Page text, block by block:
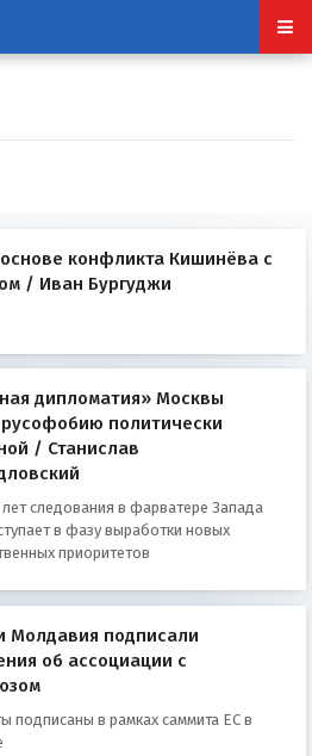
конфликта Кишинёва с
/ Иван Бургуджи
дипломатия» Москвы
политически
/ Станислав
следования в фарватере Запада
в фазу выработки новых
приоритетов
Молдавия подписали
об ассоциации с
подписаны в рамках саммита ЕС в